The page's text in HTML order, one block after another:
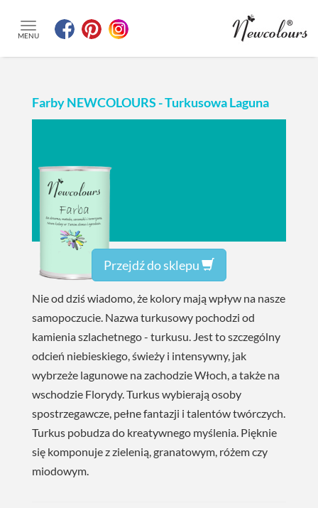
MENU
Farby NEWCOLOURS - Turkusowa Laguna
Przejdź do sklepu
Nie od dziś wiadomo, że kolory mają wpływ na nasze
samopoczucie. Nazwa turkusowy pochodzi od
kamienia szlachetnego - turkusu. Jest to szczególny
odcień niebieskiego, świeży i intensywny, jak
wybrzeże lagunowe na zachodzie Włoch, a także na
wschodzie Florydy. Turkus wybierają osoby
spostrzegawcze, pełne fantazji i talentów twórczych.
Turkus pobudza do kreatywnego myślenia. Pięknie
się komponuje z zielenią, granatowym, różem czy
miodowym.